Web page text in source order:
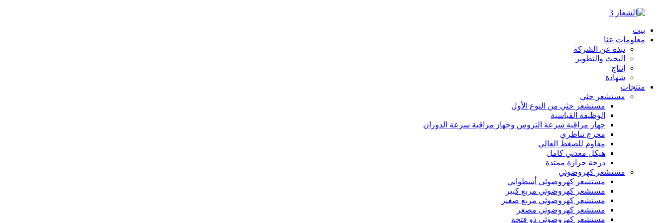
بيت
معلومات عنا
نبذة عن الشركة
البحث والتطوير
إنتاج
شهادة
منتجات
مستشعر حثي
مستشعر حثي من النوع الأول
الوظيفة القياسية
جهاز مراقبة سرعة التروس وجهاز مراقبة سرعة الدوران
مخرج تناظري
مقاوم للضغط العالي
هيكل معدني كامل
درجة حرارة ممتدة
مستشعر كهروضوئي
مستشعر كهروضوئي أسطواني
مستشعر كهروضوئي مربع كبير
مستشعر كهروضوئي مربع صغير
مستشعر كهروضوئي مصغر
مستشعر كهروضوئي ذو فتحة